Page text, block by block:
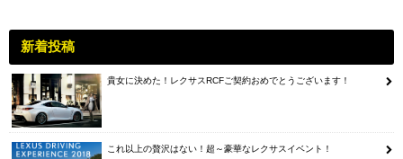
新着投稿
貴女に決めた！レクサスRCFご契約おめでとうございます！
これ以上の贅沢はない！超～豪華なレクサスイベント！